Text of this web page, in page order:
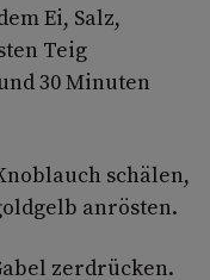
Ei, Salz,
Teig
30 Minuten
schälen,
anrösten.
zerdrücken.